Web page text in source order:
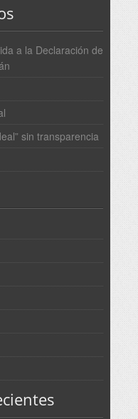
a la Declaración de
sin transparencia